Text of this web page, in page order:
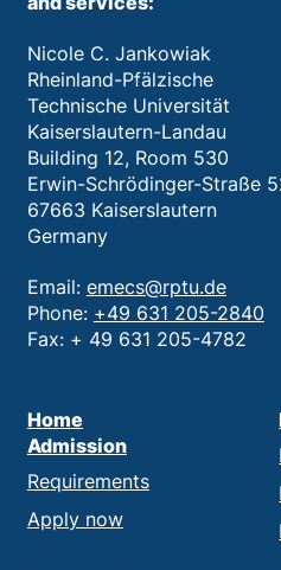
Nicole C. Jankowiak
Rheinland-Pfälzische
Technische Universität
Kaiserslautern-Landau
Building 12, Room 530
Erwin-Schrödinger-Straße
67663 Kaiserslautern
Germany
Email: emecs@rptu.de
Phone: +49 631 205-2840
Fax: + 49 ‍631 205-4782
Home
Admission
Requirements
Apply now